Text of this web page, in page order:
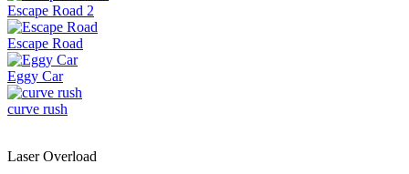
Escape Road 2
Escape Road
Eggy Car
curve rush
Laser Overload